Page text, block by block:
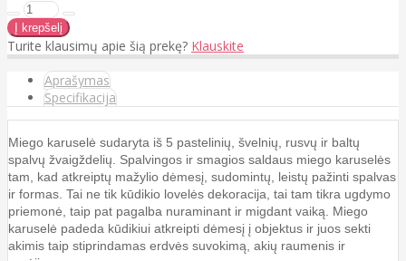
Turite klausimų apie šią prekę? Klauskite
Aprašymas
Specifikacija
Miego karuselė sudaryta iš 5 pastelinių, švelnių, rusvų ir baltų
spalvų žvaigždelių. Spalvingos ir smagios saldaus miego karuselės
tam, kad atkreiptų mažylio dėmesį, sudomintų, leistų pažinti spalvas
ir formas. Tai ne tik kūdikio lovelės dekoracija, tai tam tikra ugdymo
priemonė, taip pat pagalba nuraminant ir migdant vaiką. Miego
karuselė padeda kūdikiui atkreipti dėmesį į objektus ir juos sekti
akimis taip stiprindamas erdvės suvokimą, akių raumenis ir